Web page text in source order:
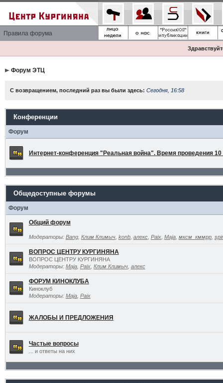
Правила форума
Форум ЭТЦ
С возвращением, последний раз вы были здесь: Сегодня, 16:58
Конференции
Форум
Интернет-конференция "Реальная война". Время проведения 10
Общедоступные форумы
Форум
Общий форум
Модераторы: Bang, Клим Климыч, konb, алекс, Paix, Maja, мксм_кммрр,
ВОПРОС ЦЕНТРУ КУРГИНЯНА
ВОПРОС ЦЕНТРУ КУРГИНЯНА
Модераторы: Maja, Paix, Клим Климыч, алекс
ФОРУМ КИНОКЛУБА
Киноклуб
Модераторы: Maja, Paix
ЖАЛОБЫ И ПРЕДЛОЖЕНИЯ
Частые вопросы
... и ответы на них